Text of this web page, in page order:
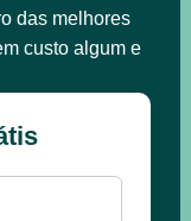
das melhores
custo algum e